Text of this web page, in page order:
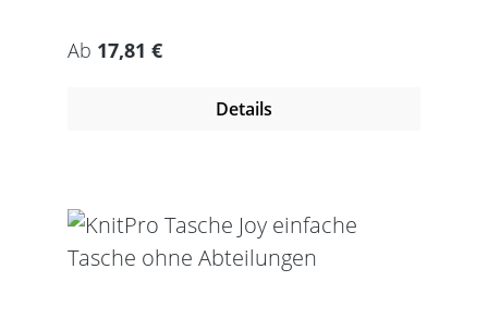
Regulärer Preis:
Ab 17,81 €
Details